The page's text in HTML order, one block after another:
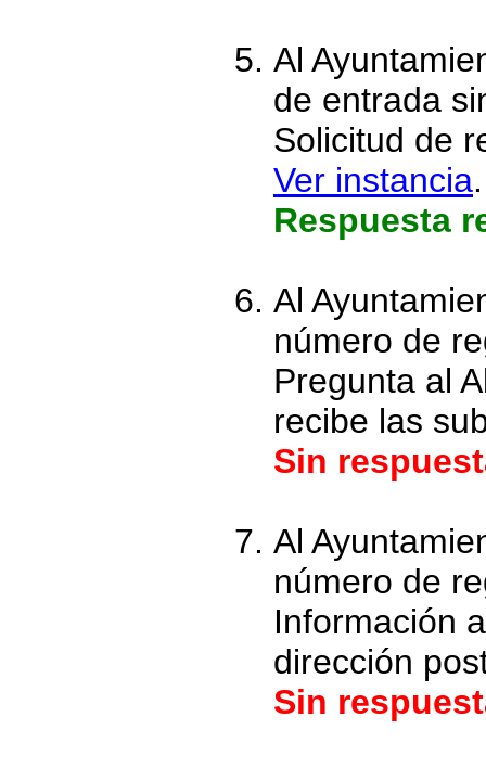
Al
de entrada
Solicitud de
Ver instancia.
Respuesta
Al
número de
Pregunta al
recibe las
Sin
Al
número de
Información
dirección
Sin